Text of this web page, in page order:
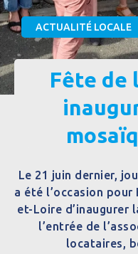
ACTUALITÉ LOCALE
Fête de
Le 21 juin dernier,
a été l’occasion
et-Loire d’inaugurer
l’entrée de
locataires,